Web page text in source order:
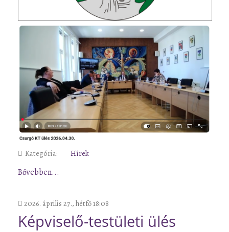
Kategória: Hírek
Bővebben...
2026. április 27., hétfő 18:08
Képviselő-testületi ülés